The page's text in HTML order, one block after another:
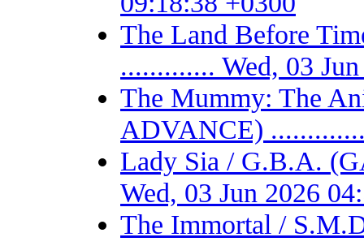
The Land Before
............. Wed, 03
The Mummy: The
ADVANCE)
Lady Sia / G.B.A.
Wed, 03 Jun 2026
The Immortal /